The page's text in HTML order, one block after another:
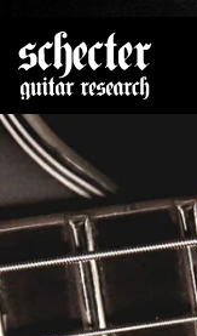
Zeige
Diese